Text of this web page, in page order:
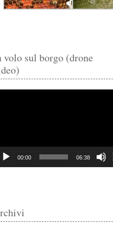
volo sul borgo (drone
00:00 06:38